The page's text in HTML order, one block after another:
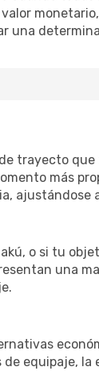
una
trayecto
más
ajustándose
o si tu
una
equipaje,